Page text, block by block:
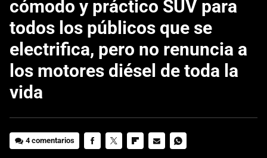
cómodo y práctico SUV para
todos los públicos que se
electrifica, pero no renuncia a
los motores diésel de toda la
vida
4 comentarios